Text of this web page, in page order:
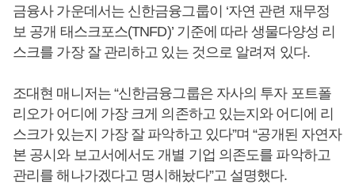
금융사 가운데서는 신한금융그룹이 ‘자연 관련 재무정
보 공개 태스크포스(TNFD)’ 기준에 따라 생물다양성 리
스크를 가장 잘 관리하고 있는 것으로 알려져 있다.
조대현 매니저는 “신한금융그룹은 자사의 투자 포트폴
리오가 어디에 가장 크게 의존하고 있는지와 어디에 리
스크가 있는지 가장 잘 파악하고 있다”며 “공개된 자연자
본 공시와 보고서에서도 개별 기업 의존도를 파악하고
관리를 해나가겠다고 명시해놨다”고 설명했다.